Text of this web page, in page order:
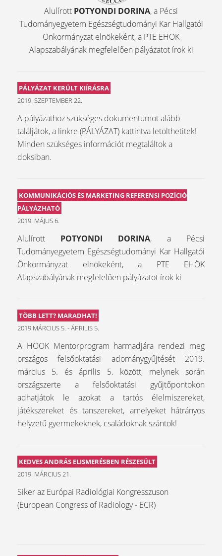
Alulírott POTYONDI DORINA, a Pécsi
Tudományegyetem Egészségtudományi Kar Hallgatói
Önkormányzat elnökeként, a PTE EHÖK
Alapszabályának megfelelően pályázatot írok ki
PÁLYÁZAT KERÜLT KIÍRÁSRA
2019. SZEPTEMBER 22.
A pályázathoz szükséges dokumentumot alább
találjátok, a linkre (PÁLYÁZAT) kattintva letölthetitek!
Minden szükséges információt megtaláltok a
doksiban.
KOMMUNIKÁCIÓS ÉS MARKETING REFERENSI POZÍCIÓ
PÁLYÁZHATÓ
2019. MÁJUS 6.
Alulírott POTYONDI DORINA, a Pécsi
Tudományegyetem Egészségtudományi Kar Hallgatói
Önkormányzat elnökeként, a PTE EHÖK
Alapszabályának megfelelően pályázatot írok ki
TÖBB LETT? MARADHAT!
2019 MÁRCIUS 5. - ÁPRILIS 5.
A HÖOK Mentorprogram harmadjára rendezi meg
országos felsőoktatási adománygyűjtését 2019.
március 5. és április 5. között, melynek során
országszerte a felsőoktatási gyűjtőpontokon
adhatjátok le azokat a tartós élelmiszereket,
játékszereket és tanszereket, amelyeket hátrányos
helyzetű gyermekeknek, családoknak szántok!
KEDVES ANDRÁS ELISMERÉSBEN RÉSZESÜLT
2019. MÁRCIUS 21.
Siker az Európai Radiológiai Kongresszuson
(European Congress of Radiology - ECR)